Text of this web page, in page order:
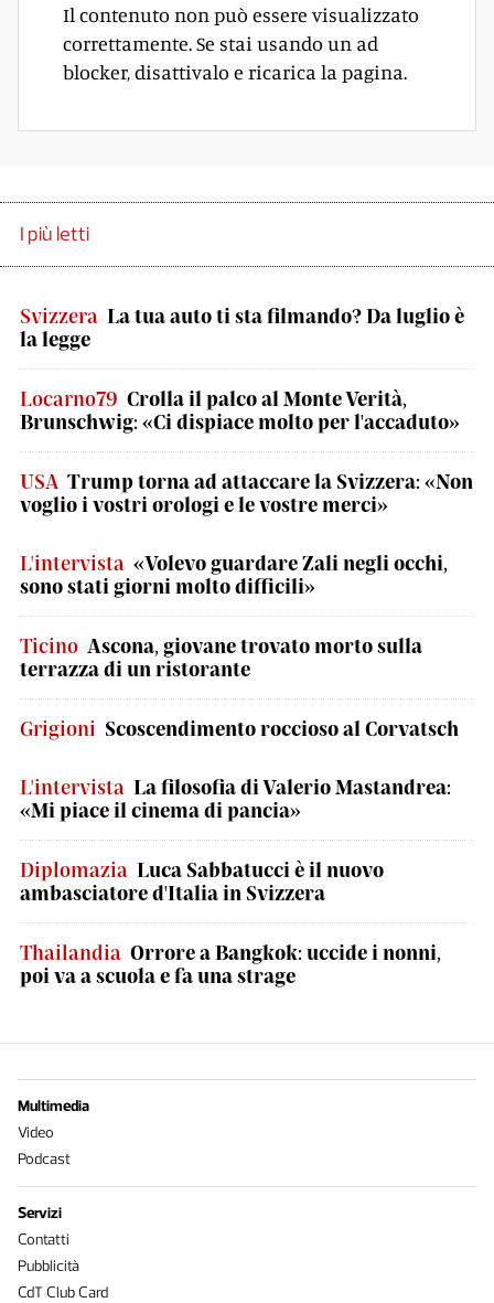
Il contenuto non può essere visualizzato
correttamente. Se stai usando un ad
blocker, disattivalo e ricarica la pagina.
I più letti
Svizzera La tua auto ti sta filmando? Da luglio è
la legge
Locarno79 Crolla il palco al Monte Verità,
Brunschwig: «Ci dispiace molto per l'accaduto»
USA Trump torna ad attaccare la Svizzera: «Non
voglio i vostri orologi e le vostre merci»
L'intervista «Volevo guardare Zali negli occhi,
sono stati giorni molto difficili»
Ticino Ascona, giovane trovato morto sulla
terrazza di un ristorante
Grigioni Scoscendimento roccioso al Corvatsch
L'intervista La filosofia di Valerio Mastandrea:
«Mi piace il cinema di pancia»
Diplomazia Luca Sabbatucci è il nuovo
ambasciatore d'Italia in Svizzera
Thailandia Orrore a Bangkok: uccide i nonni,
poi va a scuola e fa una strage
Multimedia
Video
Podcast
Servizi
Contatti
Pubblicità
CdT Club Card